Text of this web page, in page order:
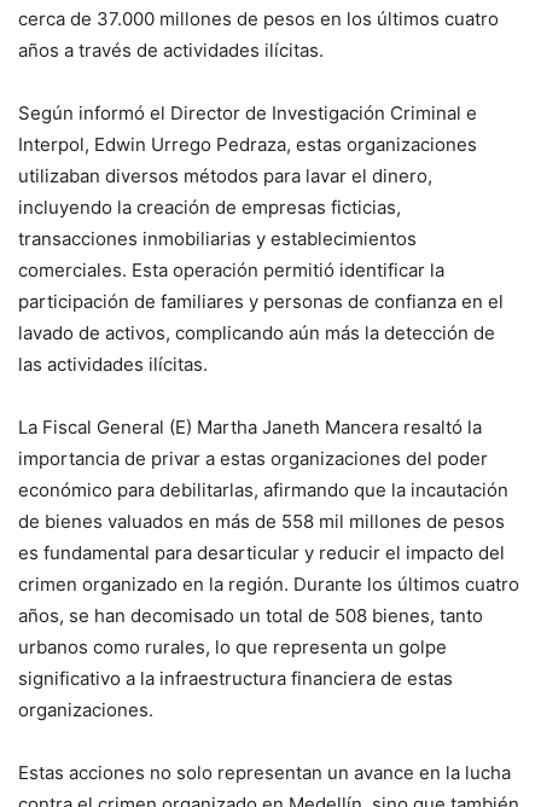
cerca de 37.000 millones de pesos en los últimos cuatro
años a través de actividades ilícitas.
Según informó el Director de Investigación Criminal e
Interpol, Edwin Urrego Pedraza, estas organizaciones
utilizaban diversos métodos para lavar el dinero,
incluyendo la creación de empresas ficticias,
transacciones inmobiliarias y establecimientos
comerciales. Esta operación permitió identificar la
participación de familiares y personas de confianza en el
lavado de activos, complicando aún más la detección de
las actividades ilícitas.
La Fiscal General (E) Martha Janeth Mancera resaltó la
importancia de privar a estas organizaciones del poder
económico para debilitarlas, afirmando que la incautación
de bienes valuados en más de 558 mil millones de pesos
es fundamental para desarticular y reducir el impacto del
crimen organizado en la región. Durante los últimos cuatro
años, se han decomisado un total de 508 bienes, tanto
urbanos como rurales, lo que representa un golpe
significativo a la infraestructura financiera de estas
organizaciones.
Estas acciones no solo representan un avance en la lucha